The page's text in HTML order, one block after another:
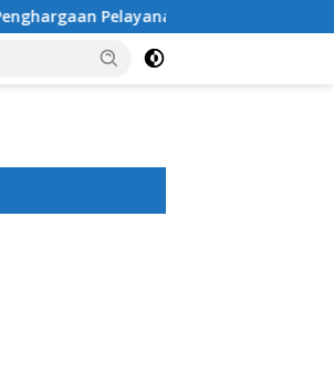
Prima Predikat A dari Kapolri